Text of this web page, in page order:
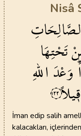
Nisâ
تَحْتِهَا
وَعْدَ اللّٰهِ
ق۪يلاً١٢٢
İman edip salih
kalacakları,